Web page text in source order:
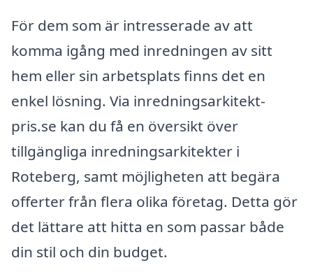
För dem som är intresserade av att
komma igång med inredningen av sitt
hem eller sin arbetsplats finns det en
enkel lösning. Via inredningsarkitekt-
pris.se kan du få en översikt över
tillgängliga inredningsarkitekter i
Roteberg, samt möjligheten att begära
offerter från flera olika företag. Detta gör
det lättare att hitta en som passar både
din stil och din budget.